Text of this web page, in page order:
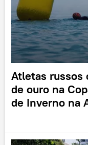
Atletas russos
de ouro na
de Inverno na